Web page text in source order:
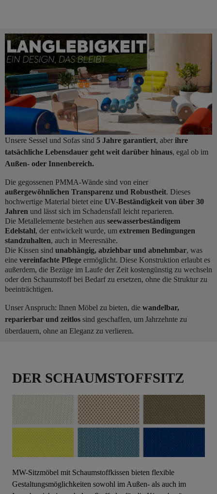
Unsere Sessel und Sofas sind 5 Jahre garantiert, aber ihre
tatsächliche Lebensdauer geht weit darüber hinaus, egal ob im
Außen- oder Innenbereich.
Die gegossenen PMMA-Wände sind von einer
außergewöhnlichen Transparenz und Robustheit. Dieses
hochwertige Material bietet eine UV-Beständigkeit von über 30
Jahren und lässt sich im Schadensfall leicht reparieren.
Die Metallelemente bestehen aus seewasserbeständigem
Edelstahl, der entwickelt wurde, um extremen Bedingungen
standzuhalten, auch in Meeresnähe.
Die Kissen sind unabhängig, abziehbar und abnehmbar, was
eine vereinfachte Pflege ermöglicht. Diese Konstruktion erlaubt es
außerdem, die Bezüge im Laufe der Zeit kostengünstig zu wechseln
oder den Schaumstoff bei Bedarf zu ersetzen, ohne die Struktur zu
beeinträchtigen.
Unser Anspruch: Ihnen Möbel zu bieten, die wandelbar,
reparierbar und zeitlos sind geschaffen, um Jahrzehnte zu
überdauern, ohne an Eleganz zu verlieren.
DER SCHAUMSTOFFSITZ
MW-Sitzmöbel mit Schaumstoffkissen bieten flexible
Gestaltungsmöglichkeiten sowohl im Außen- als auch im